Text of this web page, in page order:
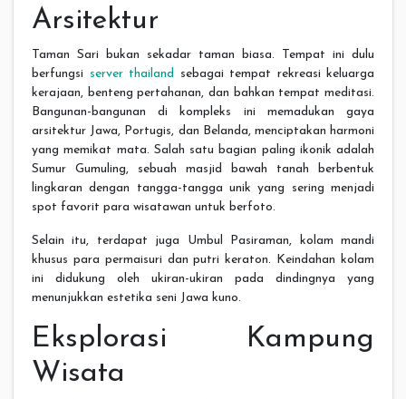
Arsitektur
Taman Sari bukan sekadar taman biasa. Tempat ini dulu
berfungsi server thailand
sebagai tempat rekreasi keluarga
kerajaan, benteng pertahanan, dan bahkan tempat meditasi.
Bangunan-bangunan di kompleks ini memadukan gaya
arsitektur Jawa, Portugis, dan Belanda, menciptakan harmoni
yang memikat mata. Salah satu bagian paling ikonik adalah
Sumur Gumuling, sebuah masjid bawah tanah berbentuk
lingkaran dengan tangga-tangga unik yang sering menjadi
spot favorit para wisatawan untuk berfoto.
Selain itu, terdapat juga Umbul Pasiraman, kolam mandi
khusus para permaisuri dan putri keraton. Keindahan kolam
ini didukung oleh ukiran-ukiran pada dindingnya yang
menunjukkan estetika seni Jawa kuno.
Eksplorasi Kampung
Wisata